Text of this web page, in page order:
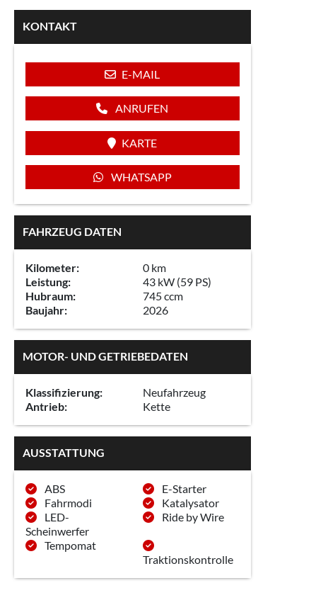
KONTAKT
E-MAIL
ANRUFEN
KARTE
WHATSAPP
FAHRZEUG DATEN
Kilometer:
0 km
Leistung:
43 kW (59 PS)
Hubraum:
745 ccm
Baujahr:
2026
MOTOR- UND GETRIEBEDATEN
Klassifizierung:
Neufahrzeug
Antrieb:
Kette
AUSSTATTUNG
ABS
E-Starter
Fahrmodi
Katalysator
LED-
Scheinwerfer
Ride by Wire
Tempomat
Traktionskontrolle